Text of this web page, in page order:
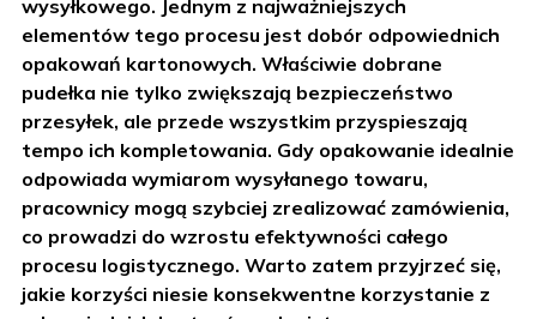
jaki
sposób
dobrze
dobrane
pudełka
przyspieszają
wysyłkowego. Jednym z najważniejszych
elementów tego procesu jest dobór odpowiednich
opakowań kartonowych. Właściwie dobrane
pudełka nie tylko zwiększają bezpieczeństwo
przesyłek, ale przede wszystkim przyspieszają
tempo ich kompletowania. Gdy opakowanie idealnie
odpowiada wymiarom wysyłanego towaru,
pracownicy mogą szybciej zrealizować zamówienia,
co prowadzi do wzrostu efektywności całego
procesu logistycznego. Warto zatem przyjrzeć się,
jakie korzyści niesie konsekwentne korzystanie z